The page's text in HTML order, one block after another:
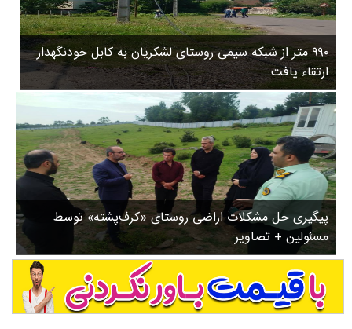
روستاها
ورزشی
سیاسی
چندرسانه ای
مسیر گردشگری دیلمان
درباره ما
۹۹۰ متر از شبکه سیمی روستای لشکریان به کابل خودنگهدار
ارتقاء یافت
پیگیری حل مشکلات اراضی روستای «کرف‌پشته» توسط
مسئولین + تصاویر
۳
۵
۸
ب
ا
ز
ن
ش
س
ت
ش
د
.